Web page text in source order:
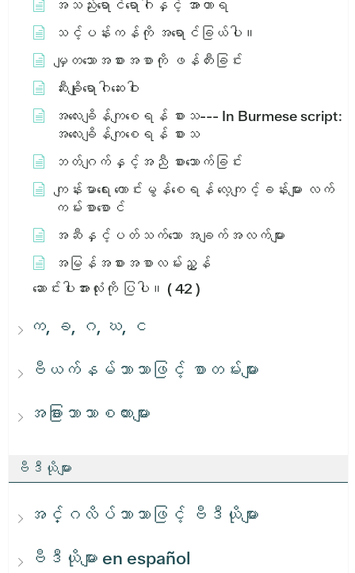
အသည်းရောင်ရောဂါနှင့် အာဟာရ
သင့်ပန်းကန်ကို အရောင်ခြယ်ပါ။
မျှတသောအစားအစာကို ဖန်တီးခြင်း
ဆီးချိုရောဂါဆေးဝါး
အ​လေး​ချိန်​ကျ​စေ​ရန်​ စား​သ​ --- In Burmese script:
အ​လေး​ချိန်​ကျ​စေ​ရန်​ စား​သ​
ဘတ်ဂျက်နှင့်အညီ စားသောက်ခြင်း
ကျန်းမာရေး ကောင်းမွန်စေရန် လေ့ကျင့်ခန်းများ လက်
ကမ်းစာစောင်
အဆီနှင့်ပတ်သက်သော အချက်အလက်များ
အမြန်အစားအစာလမ်းညွှန်
ဆောင်းပါးအားလုံးကို ပြပါ။ ( 42 )
က, ခ, ဂ, ဃ, င
ဗီယက်နမ်ဘာသာဖြင့် စာတမ်းများ
အခြားဘာသာစကားများ
ဗီဒီယိုများ
အင်္ဂလိပ်ဘာသာဖြင့် ဗီဒီယိုများ
ဗီဒီယိုများ en español